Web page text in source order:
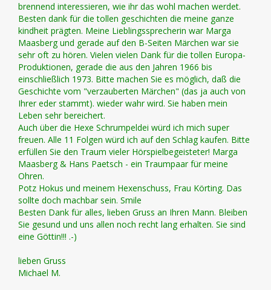
brennend interessieren, wie ihr das wohl machen werdet.
Besten dank für die tollen geschichten die meine ganze
kindheit prägten. Meine Lieblingssprecherin war Marga
Maasberg und gerade auf den B-Seiten Märchen war sie
sehr oft zu hören. Vielen vielen Dank für die tollen Europa-
Produktionen, gerade die aus den Jahren 1966 bis
einschließlich 1973. Bitte machen Sie es möglich, daß die
Geschichte vom "verzauberten Märchen" (das ja auch von
Ihrer eder stammt). wieder wahr wird. Sie haben mein
Leben sehr bereichert.
Auch über die Hexe Schrumpeldei würd ich mich super
freuen. Alle 11 Folgen würd ich auf den Schlag kaufen. Bitte
erfüllen Sie den Traum vieler Hörspielbegeisteter! Marga
Maasberg & Hans Paetsch - ein Traumpaar für meine
Ohren.
Potz Hokus und meinem Hexenschuss, Frau Körting. Das
sollte doch machbar sein. Smile
Besten Dank für alles, lieben Gruss an Ihren Mann. Bleiben
Sie gesund und uns allen noch recht lang erhalten. Sie sind
eine Göttin!!! .-)
lieben Gruss
Michael M.